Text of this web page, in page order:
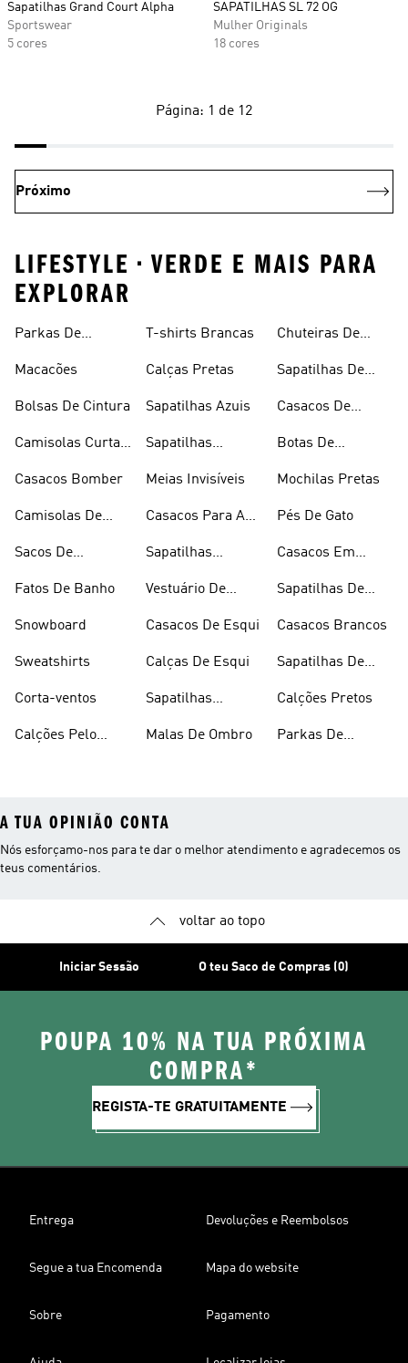
Sapatilhas Grand Court Alpha
Sportswear
5 cores
SAPATILHAS SL 72 OG
Mulher Originals
18 cores
Página: 1 de 12
Próximo
LIFESTYLE • VERDE E MAIS PARA
EXPLORAR
Parkas De
Macacões
Bolsas De Cintura
Camisolas Curtas
Casacos Bomber
Camisolas De
Sacos De
Fatos De Banho
Snowboard
Sweatshirts
Corta-ventos
Calções Pelo
T-shirts Brancas
Calças Pretas
Sapatilhas Azuis
Sapatilhas
Meias Invisíveis
Casacos Para A
Sapatilhas
Vestuário De
Casacos De Esqui
Calças De Esqui
Sapatilhas
Malas De Ombro
Chuteiras De
Sapatilhas De
Casacos De
Botas De
Mochilas Pretas
Pés De Gato
Casacos Em
Sapatilhas De
Casacos Brancos
Sapatilhas De
Calções Pretos
Parkas De
A TUA OPINIÃO CONTA
Nós esforçamo-nos para te dar o melhor atendimento e agradecemos os
teus comentários.
voltar ao topo
Iniciar Sessão O teu Saco de Compras (0)
POUPA 10% NA TUA PRÓXIMA
COMPRA*
REGISTA-TE GRATUITAMENTE
Entrega Devoluções e Reembolsos
Segue a tua Encomenda Mapa do website
Sobre Pagamento